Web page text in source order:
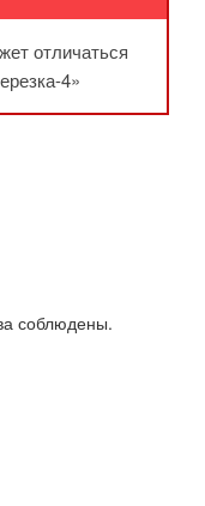
отличаться
4»
соблюдены.